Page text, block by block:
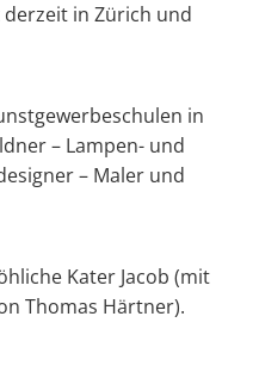
in Zürich und
in
– Lampen- und
– Maler und
Kater Jacob (mit
Thomas Härtner).